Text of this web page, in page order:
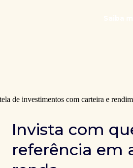
Invista com
referência em